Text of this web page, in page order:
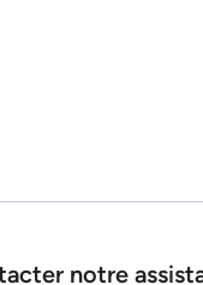
notre